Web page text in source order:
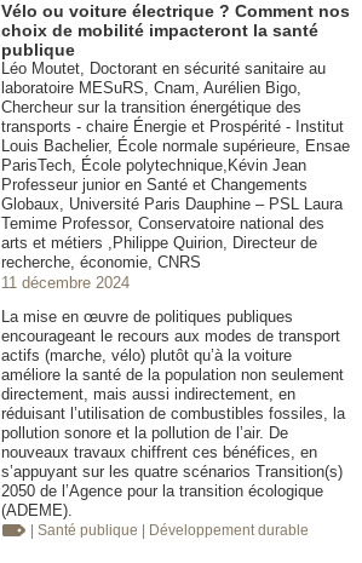
Vélo ou voiture électrique ? Comment nos
choix de mobilité impacteront la santé
publique
Léo Moutet, Doctorant en sécurité sanitaire au
laboratoire MESuRS, Cnam, Aurélien Bigo,
Chercheur sur la transition énergétique des
transports - chaire Énergie et Prospérité - Institut
Louis Bachelier, École normale supérieure, Ensae
ParisTech, École polytechnique,Kévin Jean
Professeur junior en Santé et Changements
Globaux, Université Paris Dauphine – PSL Laura
Temime Professor, Conservatoire national des
arts et métiers ,Philippe Quirion, Directeur de
recherche, économie, CNRS
11 décembre 2024
La mise en œuvre de politiques publiques
encourageant le recours aux modes de transport
actifs (marche, vélo) plutôt qu’à la voiture
améliore la santé de la population non seulement
directement, mais aussi indirectement, en
réduisant l’utilisation de combustibles fossiles, la
pollution sonore et la pollution de l’air. De
nouveaux travaux chiffrent ces bénéfices, en
s’appuyant sur les quatre scénarios Transition(s)
2050 de l’Agence pour la transition écologique
(ADEME).
| Santé publique | Développement durable